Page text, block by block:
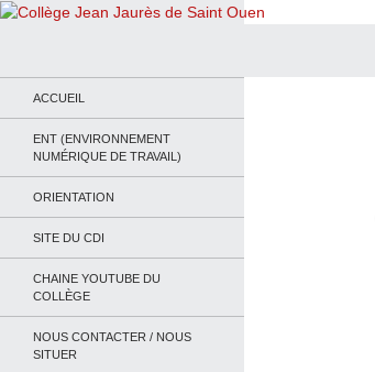
ACCUEIL
ENT (ENVIRONNEMENT
NUMÉRIQUE DE TRAVAIL)
ORIENTATION
SITE DU CDI
CHAINE YOUTUBE DU
COLLÈGE
NOUS CONTACTER / NOUS
SITUER